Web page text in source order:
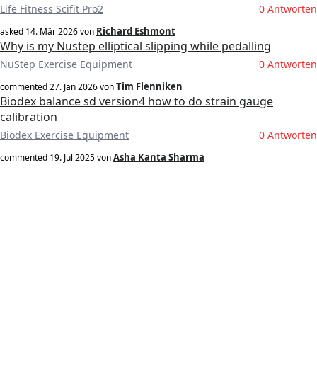
Life Fitness Scifit Pro2 0 Antworten
asked 14. Mär 2026von Richard Eshmont
Why is my Nustep elliptical slipping while pedalling
NuStep Exercise Equipment 0 Antworten
commented27. Jan 2026vonTim Flenniken
Biodex balance sd version4 how to do strain gauge
calibration
Biodex Exercise Equipment 0 Antworten
commented 19. Jul 2025vonAsha Kanta Sharma